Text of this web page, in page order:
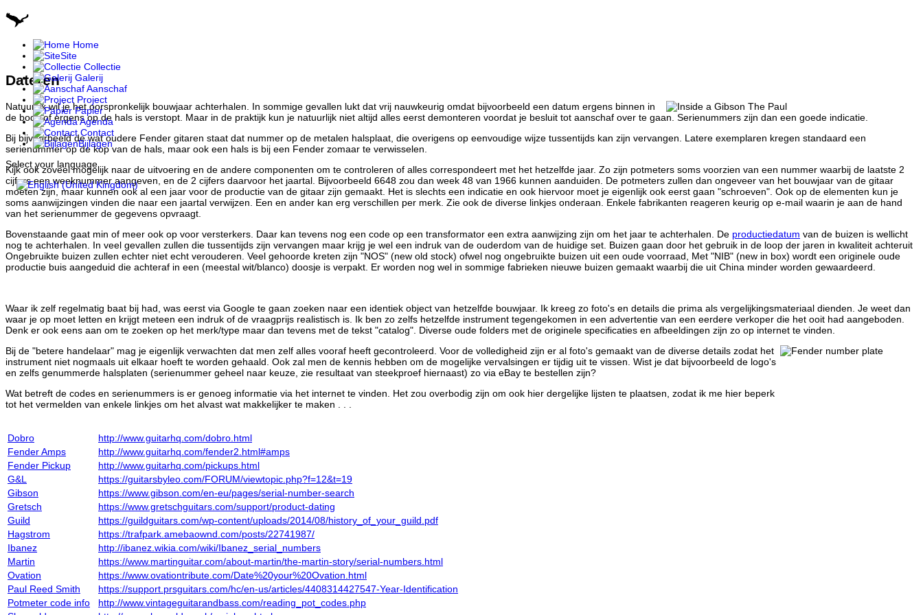
Home
Site
Collectie
Galerij
Aanschaf
Project
Papier
Agenda
Contact
Bijlagen
Select your language
Dateren
Natuurlijk wil je het oorspronkelijk bouwjaar achterhalen. In sommige gevallen lukt dat vrij nauwkeurig omdat bijvoorbeeld een datum ergens binnen in
de body of ergens op de hals is verstopt. Maar in de praktijk kun je natuurlijk niet altijd alles eerst demonteren voordat je besluit tot aanschaf over te gaan. Serienummers zijn dan een goede indicatie.
Bij bijvoorbeeld de wat oudere Fender gitaren staat dat nummer op de metalen halsplaat, die overigens op eenvoudige wijze tussentijds kan zijn vervangen. Latere exemplaren kregen standaard een
serienummer op de kop van de hals, maar ook een hals is bij een Fender zomaar te verwisselen.
Kijk ook zoveel mogelijk naar de uitvoering en de andere componenten om te controleren of alles correspondeert met het hetzelfde jaar. Zo zijn potmeters soms voorzien van een nummer waarbij de laatste 2
cijfers een weeknummer aangeven, en de 2 cijfers daarvoor het jaartal. Bijvoorbeeld 6648 zou dan week 48 van 1966 kunnen aanduiden. De potmeters zullen dan ongeveer van het bouwjaar van de gitaar
moeten zijn, maar kunnen ook al een jaar voor de productie van de gitaar zijn gemaakt. Het is slechts een indicatie en ook hiervoor moet je eigenlijk ook eerst gaan "schroeven". Ook op de elementen kun je
soms aanwijzingen vinden die naar een jaartal verwijzen. Een en ander kan erg verschillen per merk. Zie ook de diverse linkjes onderaan. Enkele fabrikanten reageren keurig op e-mail waarin je aan de hand
van het serienummer de gegevens opvraagt.
Bovenstaande gaat min of meer ook op voor versterkers. Daar kan tevens nog een code op een transformator een extra aanwijzing zijn om het jaar te achterhalen. De productiedatum van de buizen is wellicht
nog te achterhalen. In veel gevallen zullen die tussentijds zijn vervangen maar krijg je wel een indruk van de ouderdom van de huidige set. Buizen gaan door het gebruik in de loop der jaren in kwaliteit achteruit
Ongebruikte buizen zullen echter niet echt verouderen. Veel gehoorde kreten zijn "NOS" (new old stock) ofwel nog ongebruikte buizen uit een oude voorraad, Met "NIB" (new in box) wordt een originele oude
productie buis aangeduid die achteraf in een (meestal wit/blanco) doosje is verpakt. Er worden nog wel in sommige fabrieken nieuwe buizen gemaakt waarbij die uit China minder worden gewaardeerd.
Waar ik zelf regelmatig baat bij had, was eerst via Google te gaan zoeken naar een identiek object van hetzelfde bouwjaar. Ik kreeg zo foto's en details die prima als vergelijkingsmateriaal dienden. Je weet dan
waar je op moet letten en krijgt meteen een indruk of de vraagprijs realistisch is. Ik ben zo zelfs hetzelfde instrument tegengekomen in een advertentie van een eerdere verkoper die het ooit had aangeboden.
Denk er ook eens aan om te zoeken op het merk/type maar dan tevens met de tekst "catalog". Diverse oude folders met de originele specificaties en afbeeldingen zijn zo op internet te vinden.
Bij de "betere handelaar" mag je eigenlijk verwachten dat men zelf alles vooraf heeft gecontroleerd. Voor de volledigheid zijn er al foto's gemaakt van de diverse details zodat het
instrument niet nogmaals uit elkaar hoeft te worden gehaald. Ook zal men de kennis hebben om de mogelijke vervalsingen er tijdig uit te vissen. Wist je dat bijvoorbeeld de logo's
en zelfs genummerde halsplaten (serienummer geheel naar keuze, zie resultaat van steekproef hiernaast) zo via eBay te bestellen zijn?
Wat betreft de codes en serienummers is er genoeg informatie via het internet te vinden. Het zou overbodig zijn om ook hier dergelijke lijsten te plaatsen, zodat ik me hier beperk
tot het vermelden van enkele linkjes om het alvast wat makkelijker te maken . . .
Dobro
http://www.guitarhq.com/dobro.html
Fender Amps
http://www.guitarhq.com/fender2.html#amps
Fender Pickup
http://www.guitarhq.com/pickups.html
G&L
https://guitarsbyleo.com/FORUM/viewtopic.php?f=12&t=19
Gibson
https://www.gibson.com/en-eu/pages/serial-number-search
Gretsch
https://www.gretschguitars.com/support/product-dating
Guild
https://guildguitars.com/wp-content/uploads/2014/08/history_of_your_guild.pdf
Hagstrom
https://trafpark.amebaownd.com/posts/22741987/
Ibanez
http://ibanez.wikia.com/wiki/Ibanez_serial_numbers
Martin
https://www.martinguitar.com/about-martin/the-martin-story/serial-numbers.html
Ovation
https://www.ovationtribute.com/Date%20your%20Ovation.html
Paul Reed Smith
https://support.prsguitars.com/hc/en-us/articles/4408314427547-Year-Identification
Potmeter code info
http://www.vintageguitarandbass.com/reading_pot_codes.php